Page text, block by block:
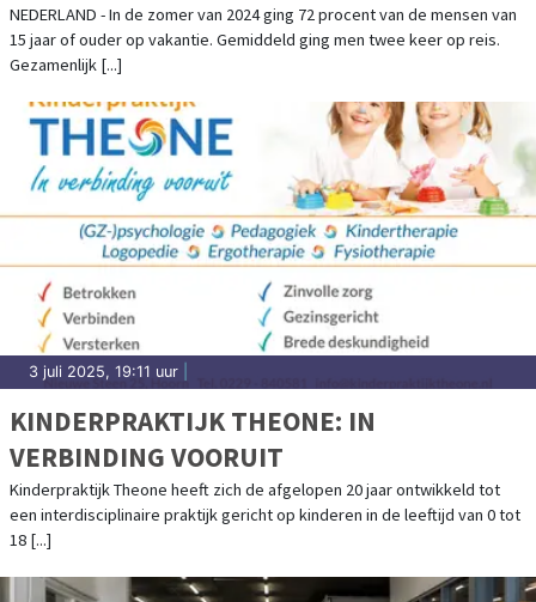
NEDERLAND - In de zomer van 2024 ging 72 procent van de mensen van
15 jaar of ouder op vakantie. Gemiddeld ging men twee keer op reis.
Gezamenlijk [...]
3 juli 2025, 19:11 uur
KINDERPRAKTIJK THEONE: IN
VERBINDING VOORUIT
Kinderpraktijk Theone heeft zich de afgelopen 20 jaar ontwikkeld tot
een interdisciplinaire praktijk gericht op kinderen in de leeftijd van 0 tot
18 [...]